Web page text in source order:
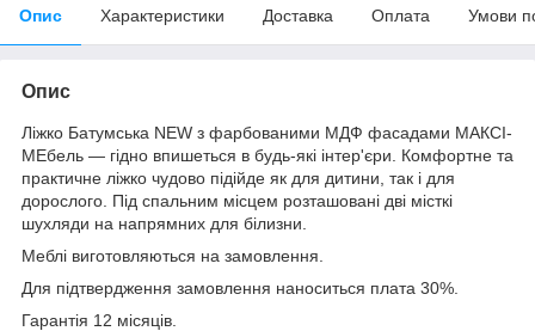
Опис Характеристики Доставка Оплата Умови
Опис
Ліжко Батумська NEW з фарбованими МДФ фасадами МАКСІ-
МЕбель — гідно впишеться в будь-які інтер'єри. Комфортне та
практичне ліжко чудово підійде як для дитини, так і для
дорослого. Під спальним місцем розташовані дві місткі
шухляди на напрямних для білизни.
Меблі виготовляються на замовлення.
Для підтвердження замовлення наноситься плата 30%.
Гарантія 12 місяців.